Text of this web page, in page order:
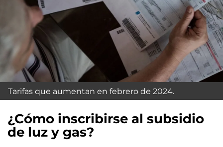
Tarifas que aumentan en febrero de 2024.
¿Cómo inscribirse al subsidio
de luz y gas?